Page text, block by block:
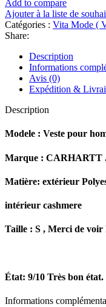
Add to compare
Ajouter à la liste de
Catégories : Vita Mode (
Share:
Description
Informations
Avis (0)
Expédition &
Description
Modele : Veste pour
Marque : CARHARTT
Matière: extérieur
intérieur cashmere
Taille : S , Merci de voir
État: 9/10 Très bon état.
Informations